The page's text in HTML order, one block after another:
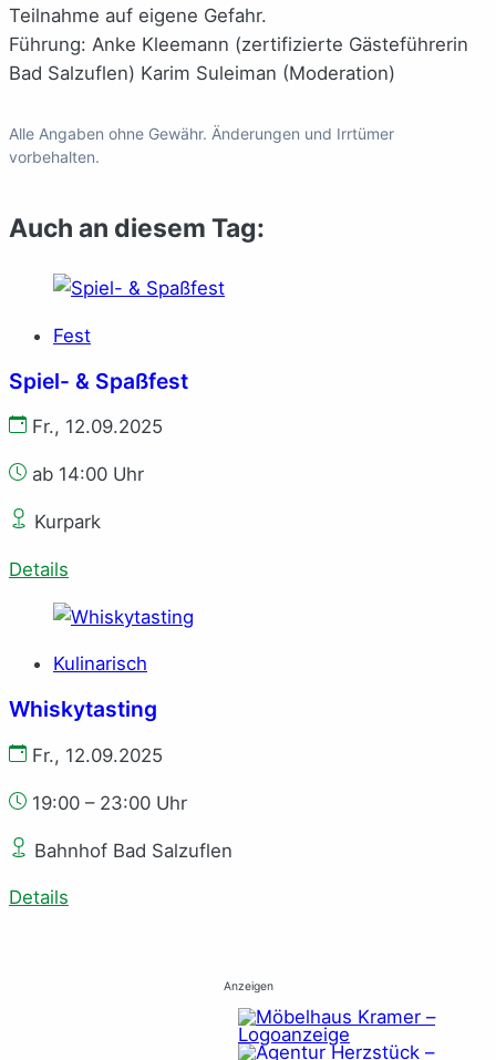
Teilnahme auf eigene Gefahr.
Führung: Anke Kleemann (zertifizierte Gästeführerin
Bad Salzuflen) Karim Suleiman (Moderation)
Alle Angaben ohne Gewähr. Änderungen und Irrtümer
vorbehalten.
Auch an diesem Tag:
Fest
Spiel- & Spaßfest
Fr., 12.09.2025
ab 14:00 Uhr
Kurpark
Details
Kulinarisch
Whiskytasting
Fr., 12.09.2025
19:00 – 23:00 Uhr
Bahnhof Bad Salzuflen
Details
Anzeigen